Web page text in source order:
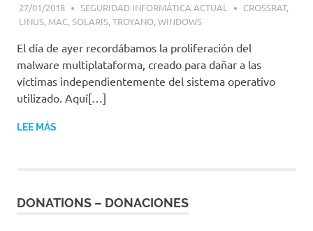
Noticias
Cursos
|
Libros
|
|
27/01/2018 SEGURIDAD INFORMÁTICA ACTUAL CROSSRAT,
LINUS, MAC,SOLARIS,TROYANO,WINDOWS
El día de ayer recordábamos la proliferación del
malware multiplataforma, creado para dañar a las
víctimas independientemente del sistema operativo
utilizado. Aquí[…]
LEE MÁS
DONATIONS – DONACIONES